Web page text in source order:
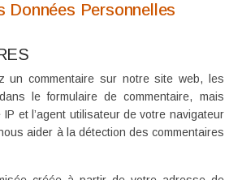
Données Personnelles
un commentaire sur notre site web, les
le formulaire de commentaire, mais
et l’agent utilisateur de votre navigateur
aider à la détection des commentaires